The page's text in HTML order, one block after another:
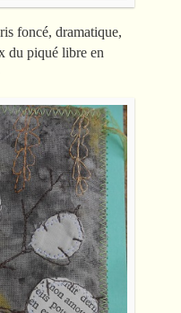
foncé, dramatique,
du piqué libre en